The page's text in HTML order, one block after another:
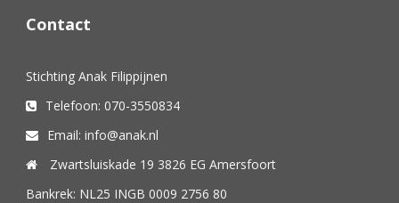
Contact
Stichting Anak Filippijnen
Telefoon: 070-3550834
Email: info@anak.nl
Zwartsluiskade 19 3826 EG Amersfoort
Bankrek: NL25 INGB 0009 2756 80